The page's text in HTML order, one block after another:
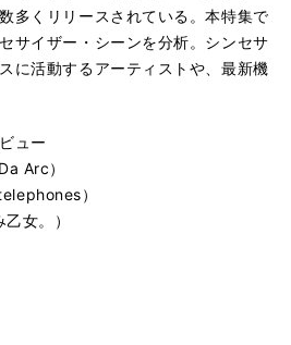
多くリリースされている。本特集で
サイザー・シーンを分析。シンセサ
に活動するアーティストや、最新機
ュー
Arc）
）
女。）